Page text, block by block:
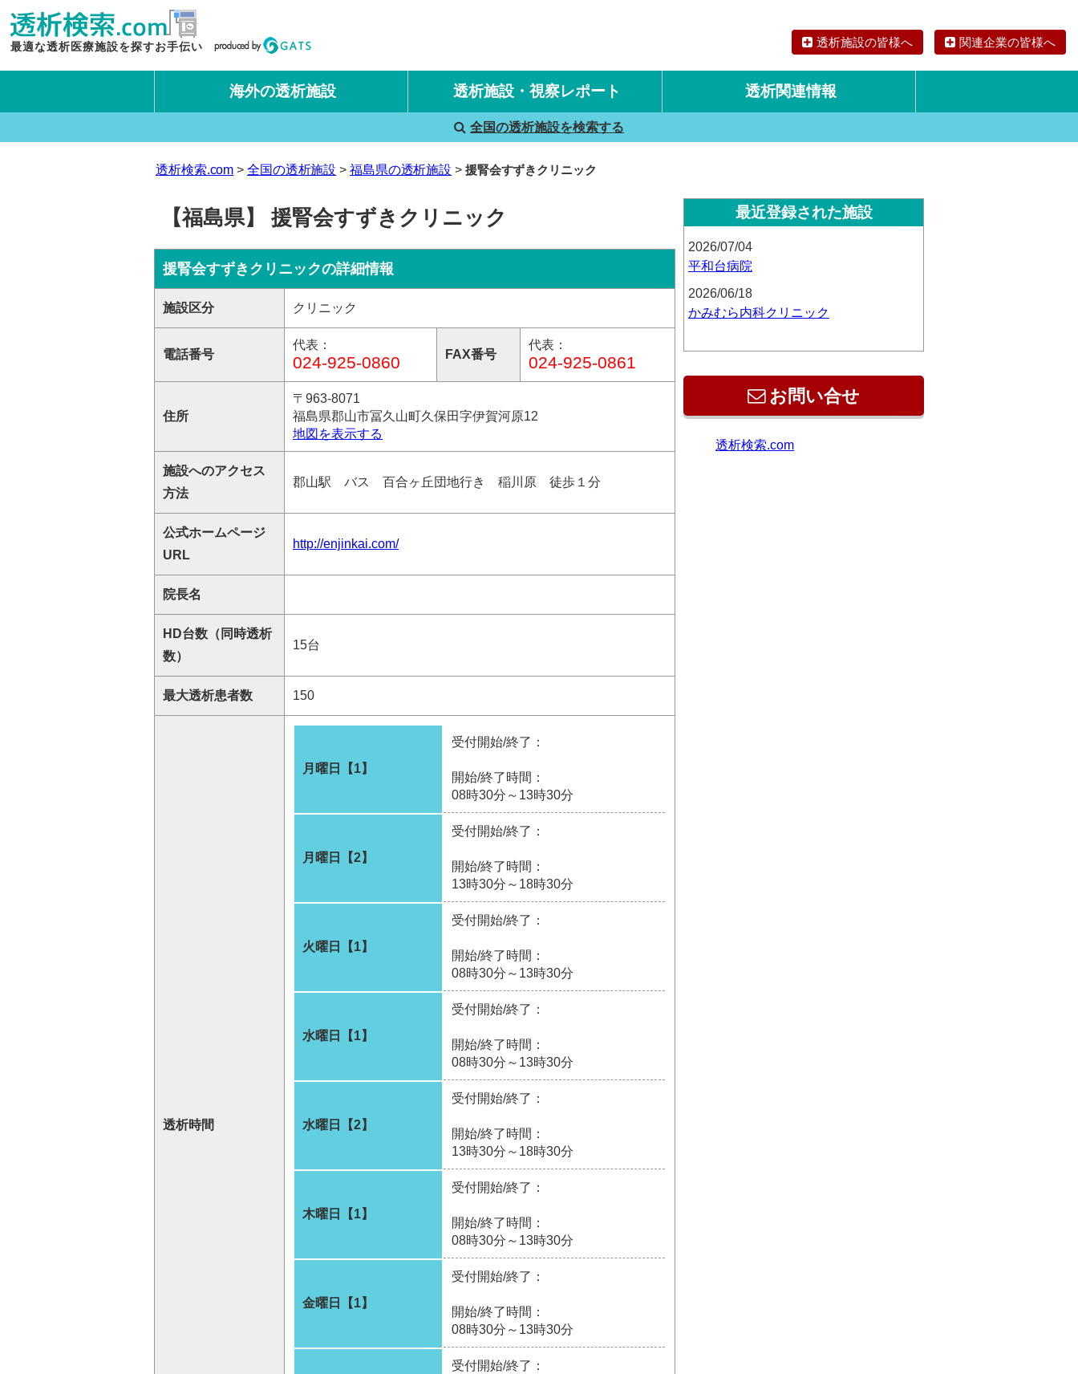
最適な透析医療施設を探すお手伝い 透析施設の皆様へ 関連企業の皆様へ
海外の透析施設 透析施設・視察レポート
国内旅行透析レポート
海外旅行透析レポート
透析関連情報
全国の透析施設を検索する
透析検索.com 全国の透析施設 福島県の透析施設 援腎会すずきクリニック
【福島県】 援腎会すずきクリニック
援腎会すずきクリニックの詳細情報
施設区分 クリニック
電話番号
代表：
024-925-0860 FAX番号
代表：
024-925-0861
住所
〒963-8071
福島県郡山市冨久山町久保田字伊賀河原12
地図を表示する
施設へのアクセス
方法
郡山駅 バス 百合ヶ丘団地行き 稲川原 徒歩１分
公式ホームページ
URL
http://enjinkai.com/
院長名
HD台数（同時透析
数）
15台
最大透析患者数 150
透析時間
月曜日【1】
受付開始/終了：
開始/終了時間：
08時30分～13時30分
月曜日【2】
受付開始/終了：
開始/終了時間：
13時30分～18時30分
火曜日【1】
受付開始/終了：
開始/終了時間：
08時30分～13時30分
水曜日【1】
受付開始/終了：
開始/終了時間：
08時30分～13時30分
水曜日【2】
受付開始/終了：
開始/終了時間：
13時30分～18時30分
木曜日【1】
受付開始/終了：
開始/終了時間：
08時30分～13時30分
金曜日【1】
受付開始/終了：
開始/終了時間：
08時30分～13時30分
受付開始/終了：
最近登録された施設
2026/07/04
平和台病院
2026/06/18
かみむら内科クリニック
お問い合せ